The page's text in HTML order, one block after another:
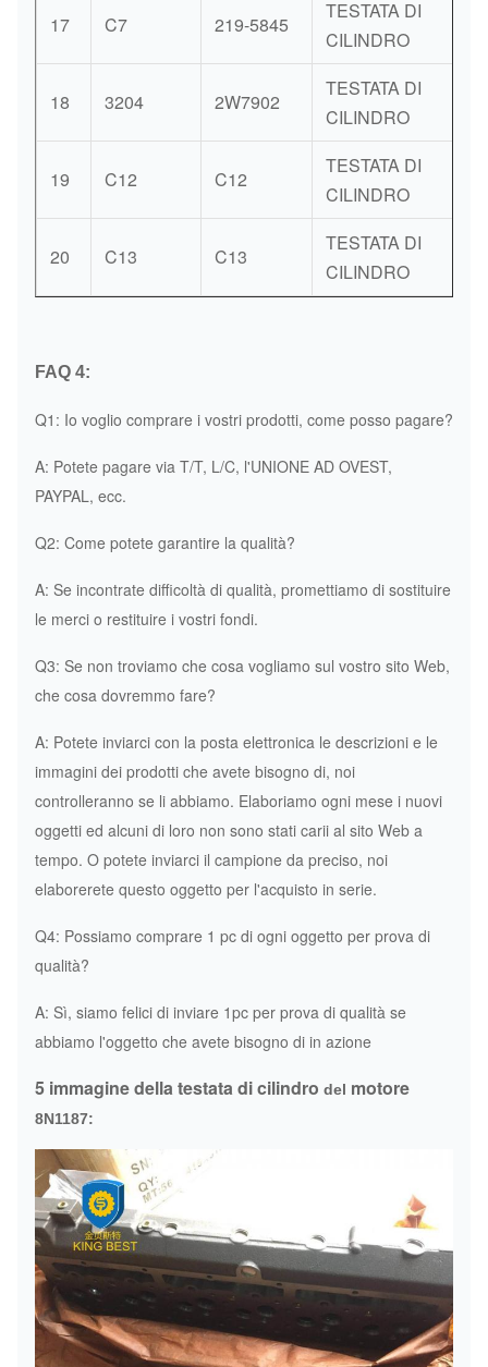
17 C7 219-5845
TESTATA DI
CILINDRO
18 3204 2W7902
TESTATA DI
CILINDRO
19 C12 C12
TESTATA DI
CILINDRO
20 C13 C13
TESTATA DI
CILINDRO
FAQ 4:
Q1: Io voglio comprare i vostri prodotti, come posso pagare?
A: Potete pagare via T/T, L/C, l'UNIONE AD OVEST,
PAYPAL, ecc.
Q2: Come potete garantire la qualità?
A: Se incontrate difficoltà di qualità, promettiamo di sostituire
le merci o restituire i vostri fondi.
Q3: Se non troviamo che cosa vogliamo sul vostro sito Web,
che cosa dovremmo fare?
A: Potete inviarci con la posta elettronica le descrizioni e le
immagini dei prodotti che avete bisogno di, noi
controlleranno se li abbiamo. Elaboriamo ogni mese i nuovi
oggetti ed alcuni di loro non sono stati carii al sito Web a
tempo. O potete inviarci il campione da preciso, noi
elaborerete questo oggetto per l'acquisto in serie.
Q4: Possiamo comprare 1 pc di ogni oggetto per prova di
qualità?
A: Sì, siamo felici di inviare 1pc per prova di qualità se
abbiamo l'oggetto che avete bisogno di in azione
5 immagine della testata di cilindro del motore
8N1187: